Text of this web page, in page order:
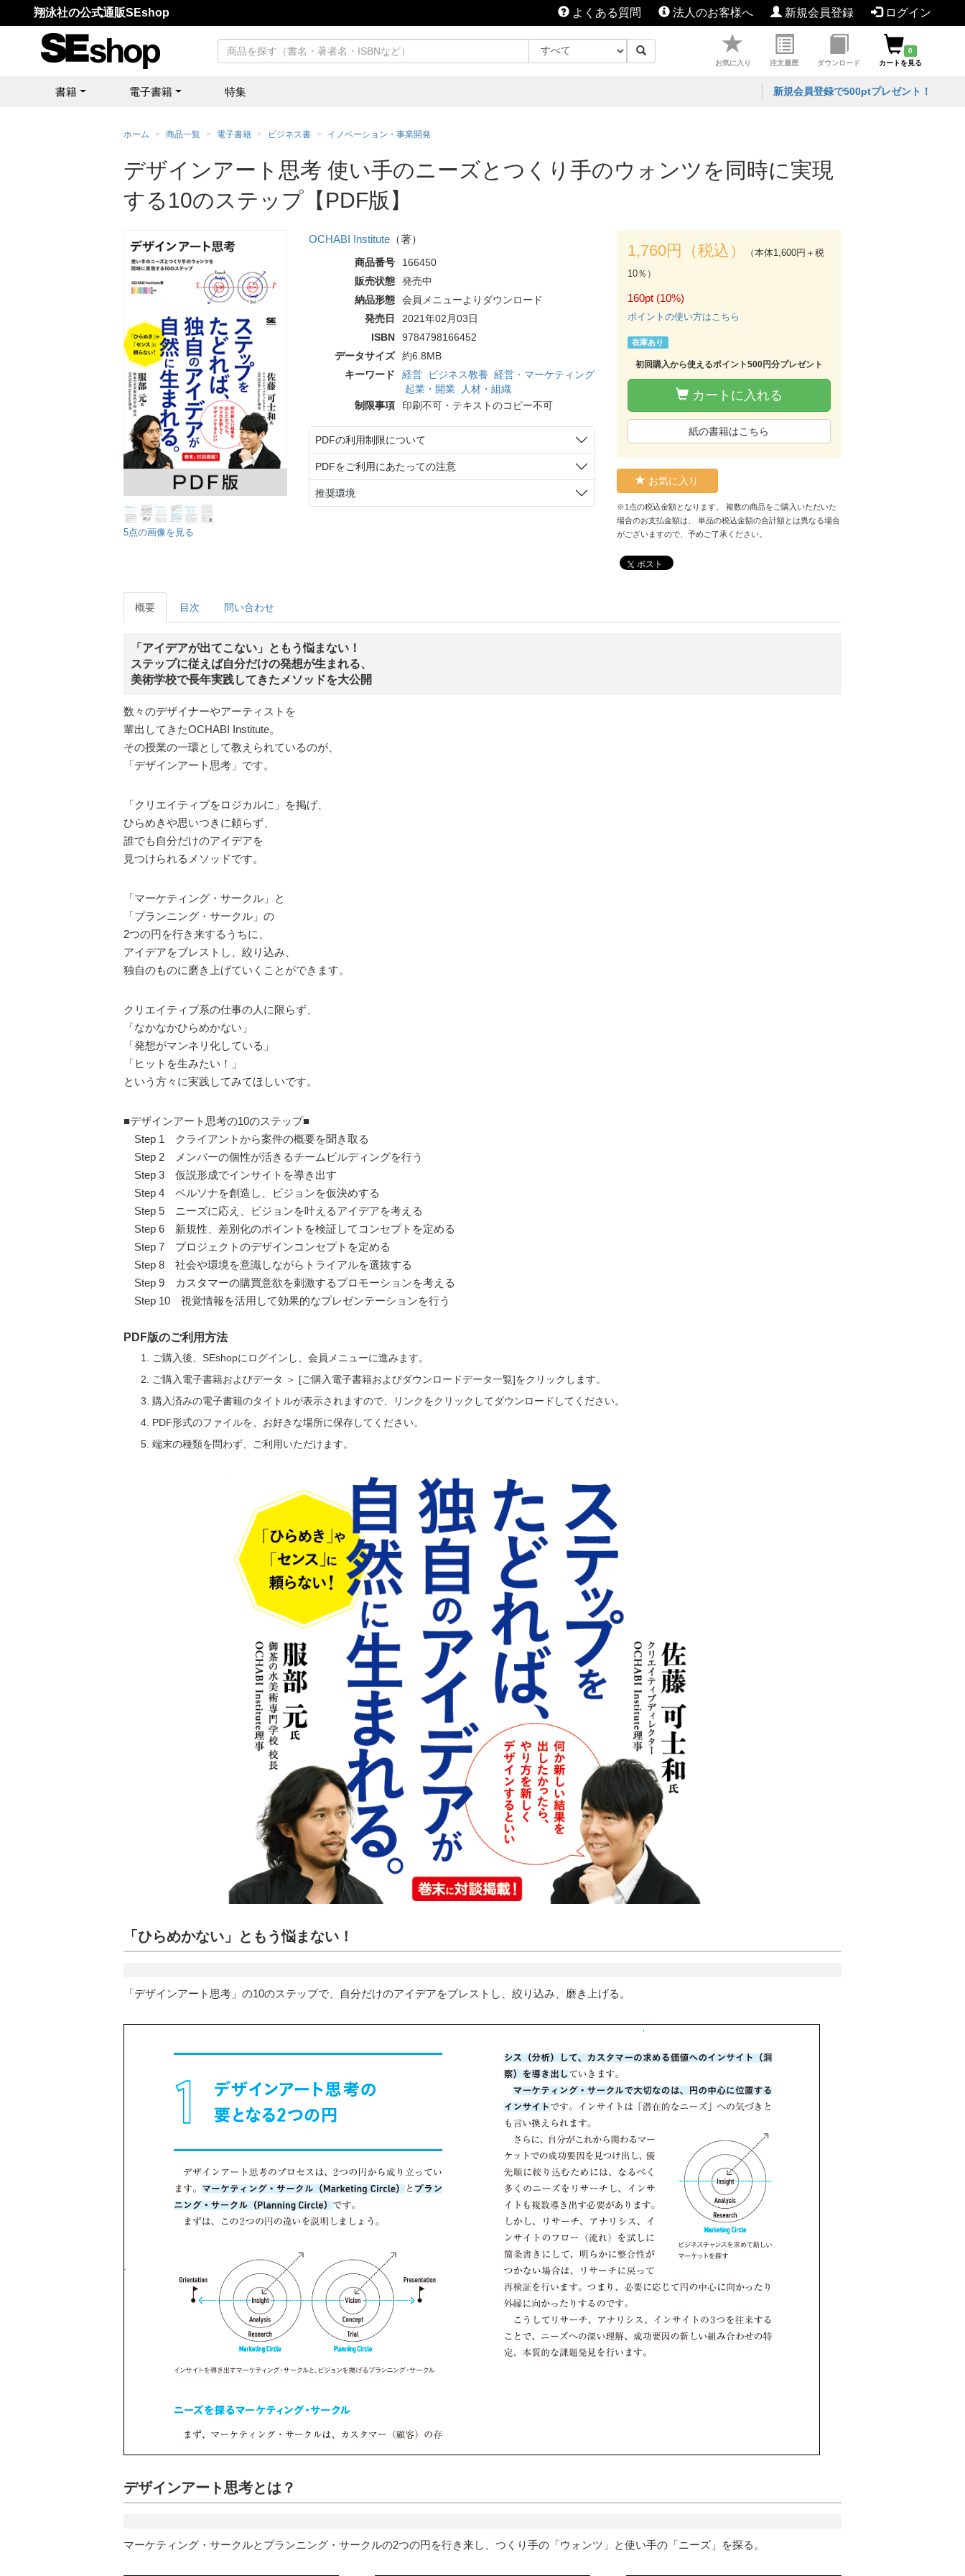
翔泳社の公式通販SEshop よくある質問 法人のお客様へ 新規会員登録 ログイン
お気に入り 注文履歴 ダウンロード
0
カートを見る
書籍 電子書籍 特集 新規会員登録で500ptプレゼント！
ホーム 商品一覧 電子書籍 ビジネス書 イノベーション・事業開発
デザインアート思考 使い手のニーズとつくり手のウォンツを同時に実現
する10のステップ【PDF版】
5点の画像を見る
OCHABI Institute（著）
商品番号
166450
販売状態
発売中
納品形態
会員メニューよりダウンロード
発売日
2021年02月03日
ISBN
9784798166452
データサイズ
約6.8MB
キーワード
経営 ビジネス教養 経営・マーケティング
起業・開業
人材・組織
制限事項
印刷不可・テキストのコピー不可
PDFの利用制限について
PDFをご利用にあたっての注意
推奨環境
1,760円（税込）
（本体1,600円＋税
10％）
160pt (10%)
ポイントの使い方はこちら
在庫あり
初回購入から使えるポイント500円分プレゼント
カートに入れる
紙の書籍はこちら
お気に入り
※1点の税込金額となります。 複数の商品をご購入いただいた
場合のお支払金額は、 単品の税込金額の合計額とは異なる場合
がございますので、予めご了承ください。
ポスト
概要 目次 問い合わせ
「アイデアが出てこない」ともう悩まない！
ステップに従えば自分だけの発想が生まれる、
美術学校で長年実践してきたメソッドを大公開
数々のデザイナーやアーティストを
輩出してきたOCHABI Institute。
その授業の一環として教えられているのが、
「デザインアート思考」です。
「クリエイティブをロジカルに」を掲げ、
ひらめきや思いつきに頼らず、
誰でも自分だけのアイデアを
見つけられるメソッドです。
「マーケティング・サークル」と
「プランニング・サークル」の
2つの円を行き来するうちに、
アイデアをブレストし、絞り込み、
独自のものに磨き上げていくことができます。
クリエイティブ系の仕事の人に限らず、
「なかなかひらめかない」
「発想がマンネリ化している」
「ヒットを生みたい！」
という方々に実践してみてほしいです。
■デザインアート思考の10のステップ■
Step 1 クライアントから案件の概要を聞き取る
Step 2 メンバーの個性が活きるチームビルディングを行う
Step 3 仮説形成でインサイトを導き出す
Step 4 ペルソナを創造し、ビジョンを仮決めする
Step 5 ニーズに応え、ビジョンを叶えるアイデアを考える
Step 6 新規性、差別化のポイントを検証してコンセプトを定める
Step 7 プロジェクトのデザインコンセプトを定める
Step 8 社会や環境を意識しながらトライアルを選抜する
Step 9 カスタマーの購買意欲を刺激するプロモーションを考える
Step 10 視覚情報を活用して効果的なプレゼンテーションを行う
PDF版のご利用方法
ご購入後、SEshopにログインし、会員メニューに進みます。
ご購入電子書籍およびデータ ＞ [ご購入電子書籍およびダウンロードデータ一覧]をクリックします。
購入済みの電子書籍のタイトルが表示されますので、リンクをクリックしてダウンロードしてください。
PDF形式のファイルを、お好きな場所に保存してください。
端末の種類を問わず、ご利用いただけます。
「ひらめかない」ともう悩まない！
「デザインアート思考」の10のステップで、自分だけのアイデアをブレストし、絞り込み、磨き上げる。
デザインアート思考とは？
マーケティング・サークルとプランニング・サークルの2つの円を行き来し、つくり手の「ウォンツ」と使い手の「ニーズ」を探る。